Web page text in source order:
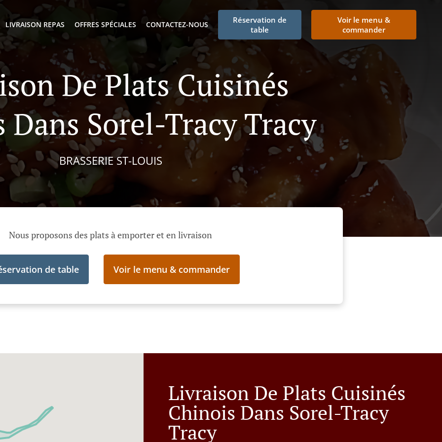
LIVRAISON REPAS OFFRES SPÉCIALES CONTACTEZ-NOUS
Réservation de
table
Voir le menu &
commander
De Plats Cuisinés
Sorel-Tracy Tracy
BRASSERIE ST-LOUIS
Nous proposons des plats à emporter et en livraison
de table Voir le menu & commander
Livraison De Plats Cuisinés
Chinois Dans Sorel-Tracy
Tracy